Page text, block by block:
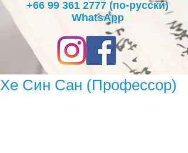
+66 99 361 2777 (по-русски)
WhatsApp
Хе Син Сан (Профессор)